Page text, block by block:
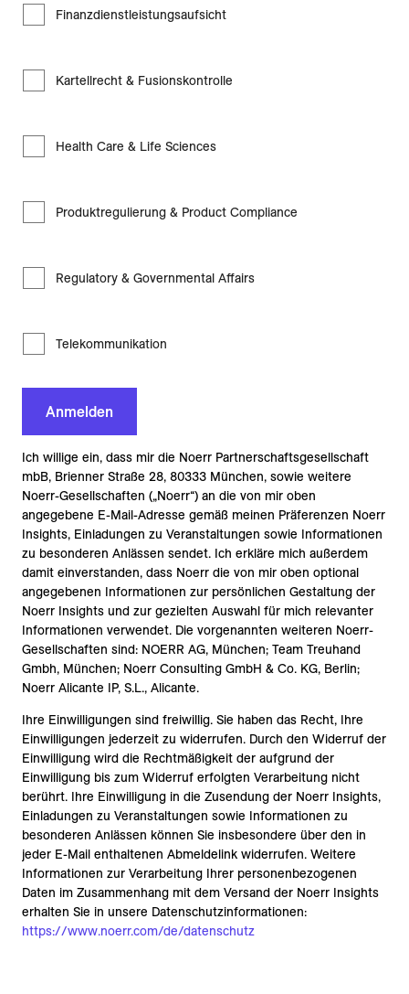
Finanzdienstleistungsaufsicht
Kartellrecht & Fusionskontrolle
Health Care & Life Sciences
Produktregulierung & Product Compliance
Regulatory & Governmental Affairs
Telekommunikation
Anmelden
Ich willige ein, dass mir die Noerr Partnerschaftsgesellschaft
mbB, Brienner Straße 28, 80333 München, sowie weitere
Noerr-Gesellschaften („Noerr“) an die von mir oben
angegebene E-Mail-Adresse gemäß meinen Präferenzen Noerr
Insights, Einladungen zu Veranstaltungen sowie Informationen
zu besonderen Anlässen sendet. Ich erkläre mich außerdem
damit einverstanden, dass Noerr die von mir oben optional
angegebenen Informationen zur persönlichen Gestaltung der
Noerr Insights und zur gezielten Auswahl für mich relevanter
Informationen verwendet. Die vorgenannten weiteren Noerr-
Gesellschaften sind: NOERR AG, München; Team Treuhand
Gmbh, München; Noerr Consulting GmbH & Co. KG, Berlin;
Noerr Alicante IP, S.L., Alicante.
Ihre Einwilligungen sind freiwillig. Sie haben das Recht, Ihre
Einwilligungen jederzeit zu widerrufen. Durch den Widerruf der
Einwilligung wird die Rechtmäßigkeit der aufgrund der
Einwilligung bis zum Widerruf erfolgten Verarbeitung nicht
berührt. Ihre Einwilligung in die Zusendung der Noerr Insights,
Einladungen zu Veranstaltungen sowie Informationen zu
besonderen Anlässen können Sie insbesondere über den in
jeder E-Mail enthaltenen Abmeldelink widerrufen. Weitere
Informationen zur Verarbeitung Ihrer personenbezogenen
Daten im Zusammenhang mit dem Versand der Noerr Insights
erhalten Sie in unsere Datenschutzinformationen:
https://www.noerr.com/de/datenschutz